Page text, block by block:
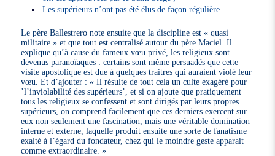
Les supérieurs n’ont pas été élus de façon régulière.
Le père Ballestrero note ensuite que la discipline est « quasi
militaire » et que tout est centralisé autour du père Maciel. Il
explique qu’à cause du fameux vœu privé, les religieux sont
devenus paranoïaques : certains sont même persuadés que cette
visite apostolique est due à quelques traitres qui auraient violé leur
vœu. Et d’ajouter : « Il résulte de tout cela un culte exagéré pour
’l’inviolabilité des supérieurs’, et si on ajoute que pratiquement
tous les religieux se confessent et sont dirigés par leurs propres
supérieurs, on comprend facilement que ces derniers exercent sur
eux non seulement une fascination, mais une véritable domination
interne et externe, laquelle produit ensuite une sorte de fanatisme
exalté à l’égard du fondateur, chez qui le moindre geste apparait
comme extraordinaire. »